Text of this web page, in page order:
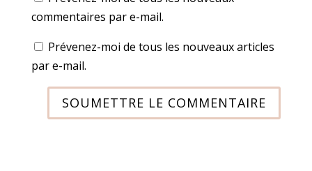
commentaires par e-mail.
Prévenez-moi de tous les nouveaux articles
par e-mail.
SOUMETTRE LE COMMENTAIRE